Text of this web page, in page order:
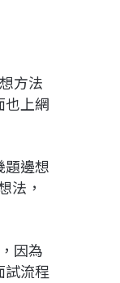
方法
也上網
題邊想
法，
因為
試流程